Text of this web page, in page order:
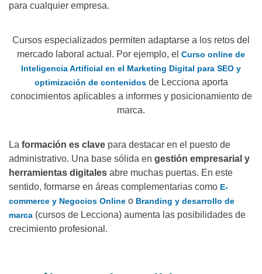
para cualquier empresa.
Cursos especializados permiten adaptarse a los retos del
mercado laboral actual. Por ejemplo, el Curso online de
Inteligencia Artificial en el Marketing Digital para SEO y
optimización de contenidosde Lecciona aporta
conocimientos aplicables a informes y posicionamiento de
marca.
La formación es clave para destacar en el puesto de
administrativo. Una base sólida en gestión empresarial y
herramientas digitales abre muchas puertas. En este
sentido, formarse en áreas complementarias como E-
commerce y Negocios Online o Branding y desarrollo de
marca (cursos de Lecciona) aumenta las posibilidades de
crecimiento profesional.